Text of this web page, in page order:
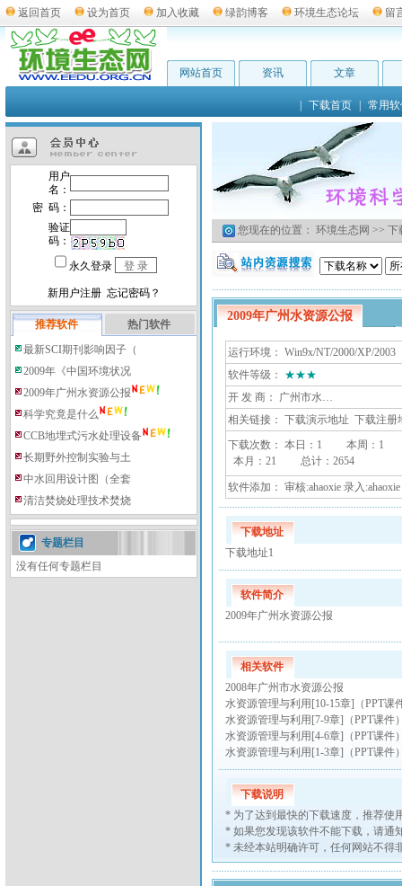
返回首页 设为首页 加入收藏 绿韵博客 环境生态论坛 留
网站首页 资讯 文章
下载首页 常用
推荐软件
热门软件
最新SCI期刊影响因子（
2009年《中国环境状况
2009年广州水资源公报
科学究竟是什么
CCB地埋式污水处理设备
长期野外控制实验与土
中水回用设计图（全套
清洁焚烧处理技术焚烧
专题栏目
没有任何专题栏目
您现在的位置： 环境生态网 >> 下
2009年广州水资源公报
运行环境： Win9x/NT/2000/XP/2003
软件等级： ★★★
开 发 商： 广州市水…
相关链接：下载演示地址 下载注册
下载次数： 本日： 1 本周： 1
本月：21 总计：2654
软件添加： 审核:ahaoxie 录入:ahaoxie
下载地址
下载地址1
软件简介
2009年广州水资源公报
相关软件
2008年广州市水资源公报
水资源管理与利用[10-15章]（PPT课
水资源管理与利用[7-9章]（PPT课件
水资源管理与利用[4-6章]（PPT课件
水资源管理与利用[1-3章]（PPT课件
下载说明
* 为了达到最快的下载速度，推荐使
*如果您发现该软件不能下载，请通
*未经本站明确许可，任何网站不得